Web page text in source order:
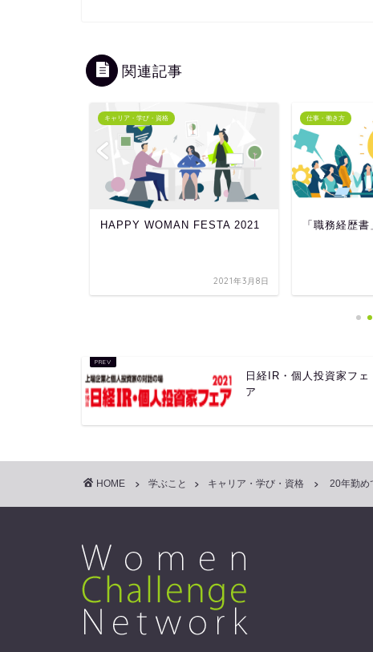
関連記事
キャリア・学び・資格
HAPPY WOMAN FESTA 2021
2021年3月8日
仕事・働き方
「職務経歴書
日経IR・個人投資家フェ
ア
HOME 学ぶこと キャリア・学び・資格 20年勤め